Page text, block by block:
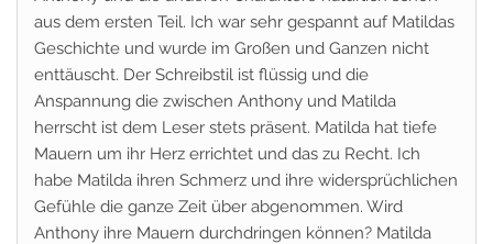
aus dem ersten Teil. Ich war sehr gespannt auf Matildas
Geschichte und wurde im Großen und Ganzen nicht
enttäuscht. Der Schreibstil ist flüssig und die
Anspannung die zwischen Anthony und Matilda
herrscht ist dem Leser stets präsent. Matilda hat tiefe
Mauern um ihr Herz errichtet und das zu Recht. Ich
habe Matilda ihren Schmerz und ihre widersprüchlichen
Gefühle die ganze Zeit über abgenommen. Wird
Anthony ihre Mauern durchdringen können? Matilda